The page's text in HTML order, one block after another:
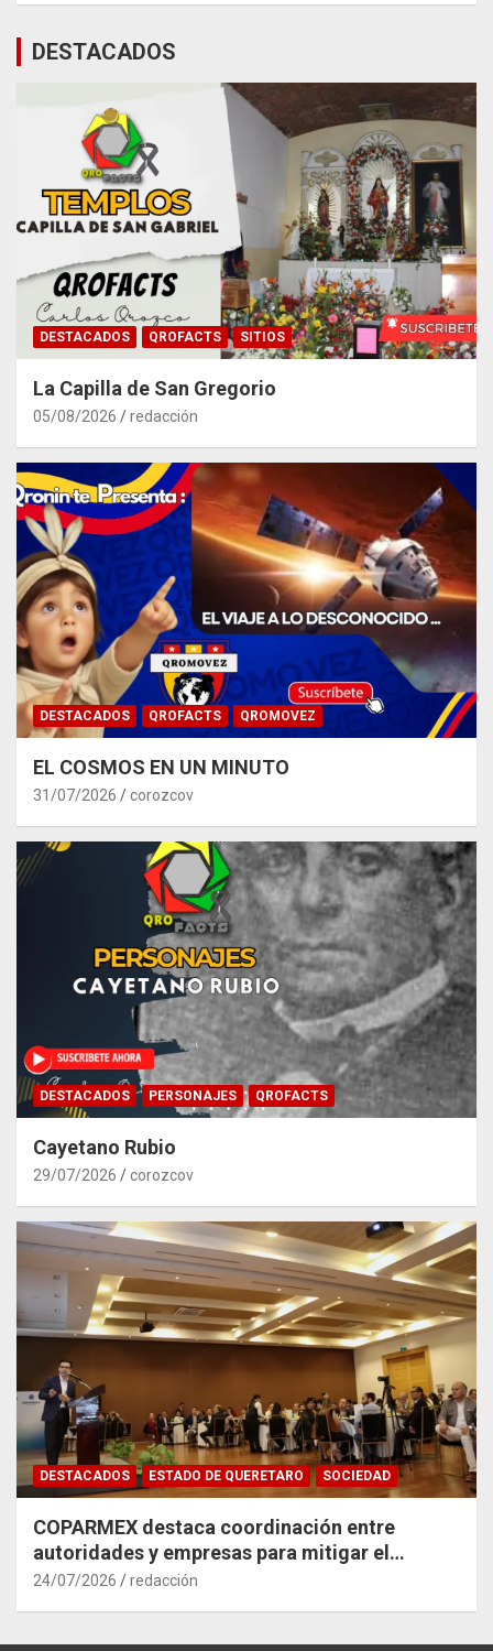
DESTACADOS
DESTACADOS QROFACTS SITIOS
La Capilla de San Gregorio
05/08/2026 redacción
DESTACADOS QROFACTS QROMOVEZ
EL COSMOS EN UN MINUTO
31/07/2026 corozcov
DESTACADOS PERSONAJES QROFACTS
Cayetano Rubio
29/07/2026 corozcov
DESTACADOS ESTADO DE QUERETARO SOCIEDAD
COPARMEX destaca coordinación entre
autoridades y empresas para mitigar el
impacto del Tren México–Querétaro
24/07/2026 redacción